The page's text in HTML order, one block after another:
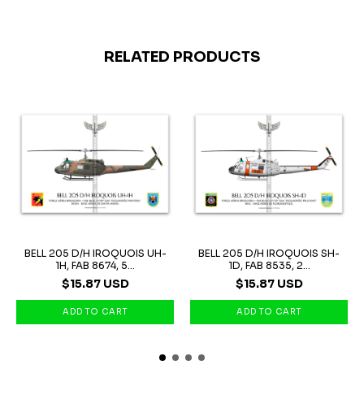
RELATED PRODUCTS
BELL 205 D/H IROQUOIS UH-
1H, FAB 8674, 5...
$15.87 USD
BELL 205 D/H IROQUOIS SH-
1D, FAB 8535, 2...
$15.87 USD